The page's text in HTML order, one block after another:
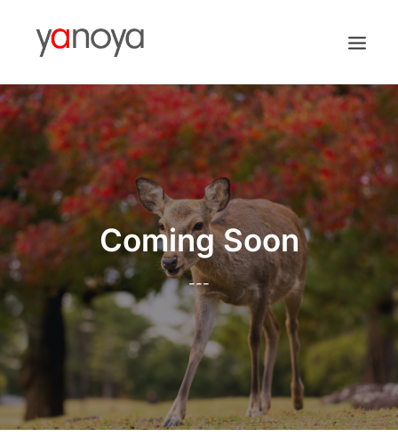
WEB MARKETING
CLOUD SOLUTION
WORKS
BLOGS
ABOUTComing Soon
---